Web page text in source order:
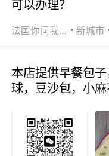
可以办理？
法国你问我答 新城市
本店提供早餐包
球，豆沙包，小